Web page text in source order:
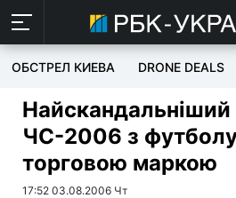
ОБСТРЕЛ КИЕВА DRONE DEALS
Найскандальніший
ЧС-2006 з
торговою маркою
17:52 03.08.2006 Чт